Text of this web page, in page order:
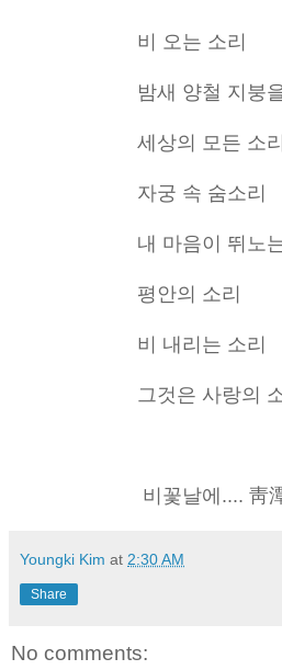
비 오는 소리
밤새 양철 지붕을 때
세상의 모든 소리를
자궁 속 숨소리
내 마음이 뛰노는
평안의 소리
비 내리는 소리
그것은 사랑의 소
비꽃날에.... 靑
Youngki Kim at 2:30 AM
Share
No comments: